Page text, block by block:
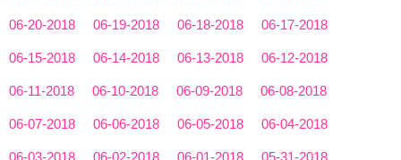
06-20-2018 06-19-2018 06-18-2018 06-17-2018
06-15-2018 06-14-2018 06-13-2018 06-12-2018
06-11-2018 06-10-2018 06-09-2018 06-08-2018
06-07-2018 06-06-2018 06-05-2018 06-04-2018
06-03-2018 06-02-2018 06-01-2018 05-31-2018